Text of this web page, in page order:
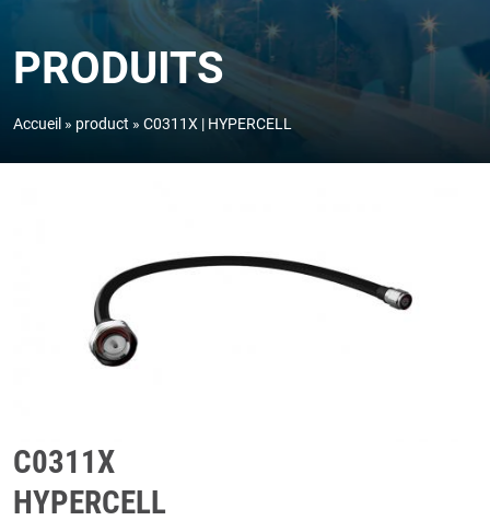
PRODUITS
Accueil product C0311X | HYPERCELL
C0311X
HYPERCELL